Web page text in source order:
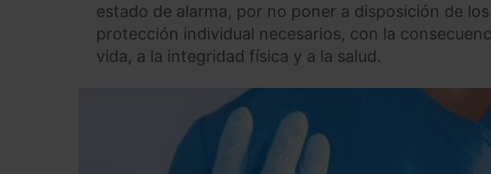
estado de alarma, por no poner a disposición de
protección individual necesarios, con la
vida, a la integridad física y a la salud.